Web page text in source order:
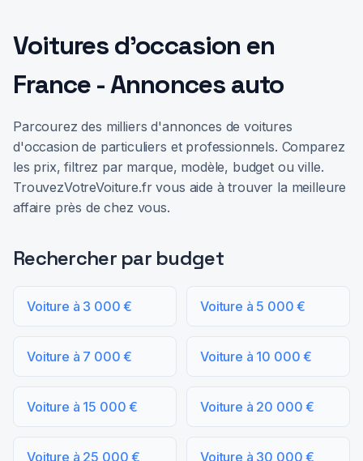
Voitures d'occasion en
France - Annonces auto
Parcourez des milliers d'annonces de voitures
d'occasion de particuliers et professionnels. Comparez
les prix, filtrez par marque, modèle, budget ou ville.
TrouvezVotreVoiture.fr vous aide à trouver la meilleure
affaire près de chez vous.
Rechercher par budget
Voiture à 3 000 € Voiture à 5 000 €
Voiture à 7 000 € Voiture à 10 000 €
Voiture à 15 000 € Voiture à 20 000 €
Voiture à 25 000 € Voiture à 30 000 €